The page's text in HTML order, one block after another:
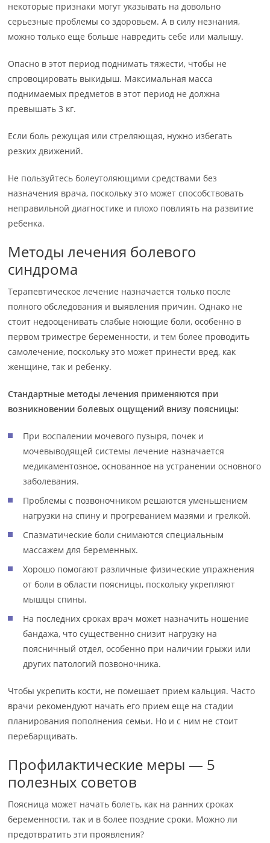
некоторые признаки могут указывать на довольно
серьезные проблемы со здоровьем. А в силу незнания,
можно только еще больше навредить себе или малышу.
Опасно в этот период поднимать тяжести, чтобы не
спровоцировать выкидыш. Максимальная масса
поднимаемых предметов в этот период не должна
превышать 3 кг.
Если боль режущая или стреляющая, нужно избегать
резких движений.
Не пользуйтесь болеутоляющими средствами без
назначения врача, поскольку это может способствовать
неправильной диагностике и плохо повлиять на развитие
ребенка.
Методы лечения болевого
синдрома
Терапевтическое лечение назначается только после
полного обследования и выявления причин. Однако не
стоит недооценивать слабые ноющие боли, особенно в
первом триместре беременности, и тем более проводить
самолечение, поскольку это может принести вред, как
женщине, так и ребенку.
Стандартные методы лечения применяются при
возникновении болевых ощущений внизу поясницы:
При воспалении мочевого пузыря, почек и
мочевыводящей системы лечение назначается
медикаментозное, основанное на устранении основного
заболевания.
Проблемы с позвоночником решаются уменьшением
нагрузки на спину и прогреванием мазями и грелкой.
Спазматические боли снимаются специальным
массажем для беременных.
Хорошо помогают различные физические упражнения
от боли в области поясницы, поскольку укрепляют
мышцы спины.
На последних сроках врач может назначить ношение
бандажа, что существенно снизит нагрузку на
поясничный отдел, особенно при наличии грыжи или
других патологий позвоночника.
Чтобы укрепить кости, не помешает прием кальция. Часто
врачи рекомендуют начать его прием еще на стадии
планирования пополнения семьи. Но и с ним не стоит
перебарщивать.
Профилактические меры — 5
полезных советов
Поясница может начать болеть, как на ранних сроках
беременности, так и в более поздние сроки. Можно ли
предотвратить эти проявления?